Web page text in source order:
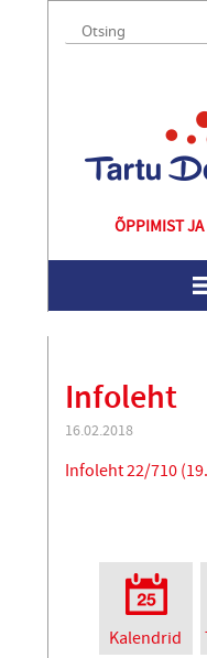
ÕPPIMIST
Infoleht
16.02.2018
Infoleht 22/710
Kalendrid